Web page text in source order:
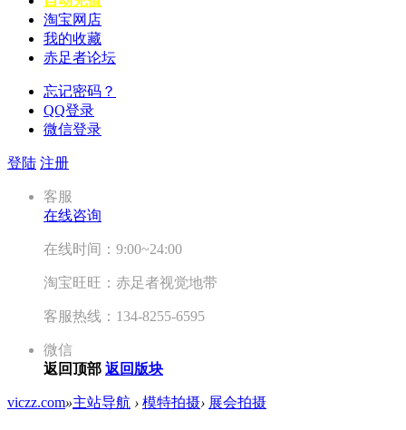
淘宝网店
我的收藏
赤足者论坛
忘记密码？
QQ登录
微信登录
登陆 注册
客服
在线咨询
在线时间：9:00~24:00
淘宝旺旺：赤足者视觉地带
客服热线：134-8255-6595
微信
返回顶部 返回版块
viczz.com»主站导航 › 模特拍摄› 展会拍摄